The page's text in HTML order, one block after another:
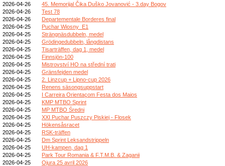
2026-04-26
45. Memorijal Čika Duško Jovanović - 3.day Bogov
2026-04-26
Test 78
2026-04-26
Departementale Borderes final
2026-04-25
Puchar Wiosny_E1
2026-04-25
Strängnäsdubbeln, medel
2026-04-25
Grödingedubbeln, långdistans
2026-04-25
Tisarträffen, dag 1, medel
2026-04-25
Finnsjön-100
2026-04-25
Mistrovství HO na střední trati
2026-04-25
Gränsfejden medel
2026-04-25
2. Linzcup + Lipno-cup 2026
2026-04-25
Renens säsongsuppstart
2026-04-25
I Carreira Orientaçom Festa dos Maios
2026-04-25
KMP MTBO Sprint
2026-04-25
MP MTBO Średni
2026-04-25
XXI Puchar Puszczy Piskiej - Flosek
2026-04-25
Hökensåsracet
2026-04-25
RSK-träffen
2026-04-25
Dm Sprint Leksandstrippeln
2026-04-25
UH-kampen, dag 1
2026-04-25
Park Tour Romania & F.T.M.B. & Zaganii
2026-04-25
Ojura 25 avril 2026